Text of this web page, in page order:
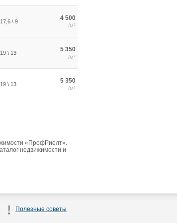
\ 9 4 500
/м²
\ 13 5 350
/м²
\ 13 5 350
/м²
«ПрофРиелт».
недвижимости и
Полезные советы